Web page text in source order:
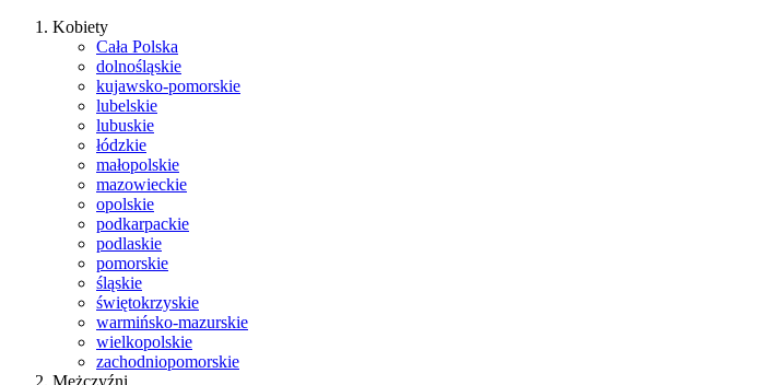
Kobiety
Cała Polska
dolnośląskie
kujawsko-pomorskie
lubelskie
lubuskie
łódzkie
małopolskie
mazowieckie
opolskie
podkarpackie
podlaskie
pomorskie
śląskie
świętokrzyskie
warmińsko-mazurskie
wielkopolskie
zachodniopomorskie
Mężczyźni